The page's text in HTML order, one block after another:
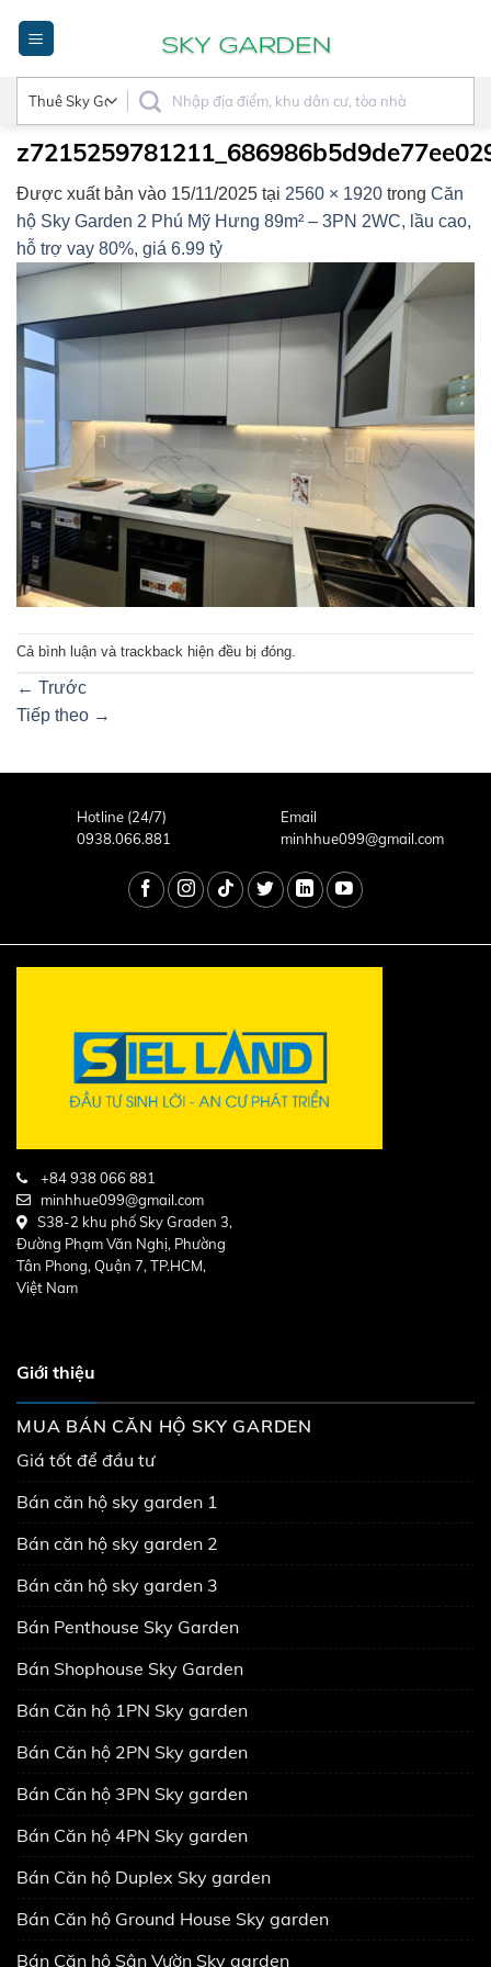
dung
Được xuất bản vào 15/11/2025 tại 2560 × 1920 trong Căn
hộ Sky Garden 2 Phú Mỹ Hưng 89m² – 3PN 2WC, lầu cao,
hỗ trợ vay 80%, giá 6.99 tỷ
Cả bình luận và trackback hiện đều bị đóng.
← Trước
Tiếp theo →
Hotline (24/7)
0938.066.881
Email
minhhue099@gmail.com
+84 938 066 881
minhhue099@gmail.com
S38-2 khu phố Sky Graden 3,
Đường Phạm Văn Nghị, Phường
Tân Phong, Quận 7, TP.HCM,
Việt Nam
Giới thiệu
MUA BÁN CĂN HỘ SKY GARDEN
Giá tốt để đầu tư
Bán căn hộ sky garden 1
Bán căn hộ sky garden 2
Bán căn hộ sky garden 3
Bán Penthouse Sky Garden
Bán Shophouse Sky Garden
Bán Căn hộ 1PN Sky garden
Bán Căn hộ 2PN Sky garden
Bán Căn hộ 3PN Sky garden
Bán Căn hộ 4PN Sky garden
Bán Căn hộ Duplex Sky garden
Bán Căn hộ Ground House Sky garden
Bán Căn hộ Sân Vườn Sky garden